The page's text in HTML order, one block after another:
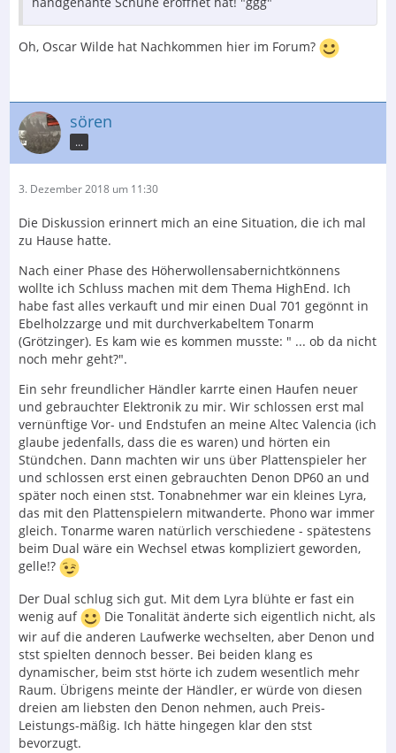
Oh, Oscar Wilde hat Nachkommen hier im Forum?
sören
...
3. Dezember 2018 um 11:30
Die Diskussion erinnert mich an eine Situation, die ich mal
zu Hause hatte.
Nach einer Phase des Höherwollensabernichtkönnens
wollte ich Schluss machen mit dem Thema HighEnd. Ich
habe fast alles verkauft und mir einen Dual 701 gegönnt in
Ebelholzzarge und mit durchverkabeltem Tonarm
(Grötzinger). Es kam wie es kommen musste: " ... ob da nicht
noch mehr geht?".
Ein sehr freundlicher Händler karrte einen Haufen neuer
und gebrauchter Elektronik zu mir. Wir schlossen erst mal
vernünftige Vor- und Endstufen an meine Altec Valencia (ich
glaube jedenfalls, dass die es waren) und hörten ein
Stündchen. Dann machten wir uns über Plattenspieler her
und schlossen erst einen gebrauchten Denon DP60 an und
später noch einen stst. Tonabnehmer war ein kleines Lyra,
das mit den Plattenspielern mitwanderte. Phono war immer
gleich. Tonarme waren natürlich verschiedene - spätestens
beim Dual wäre ein Wechsel etwas kompliziert geworden,
gelle!?
Der Dual schlug sich gut. Mit dem Lyra blühte er fast ein
wenig auf
Die Tonalität änderte sich eigentlich nicht, als
wir auf die anderen Laufwerke wechselten, aber Denon und
stst spielten dennoch besser. Bei beiden klang es
dynamischer, beim stst hörte ich zudem wesentlich mehr
Raum. Übrigens meinte der Händler, er würde von diesen
dreien am liebsten den Denon nehmen, auch Preis-
Leistungs-mäßig. Ich hätte hingegen klar den stst
bevorzugt.